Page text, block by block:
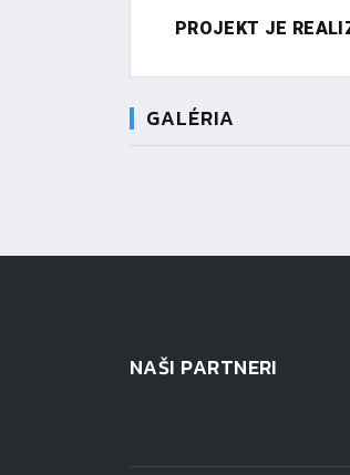
PROJEKT JE
GALÉRIA
NAŠI PARTNERI